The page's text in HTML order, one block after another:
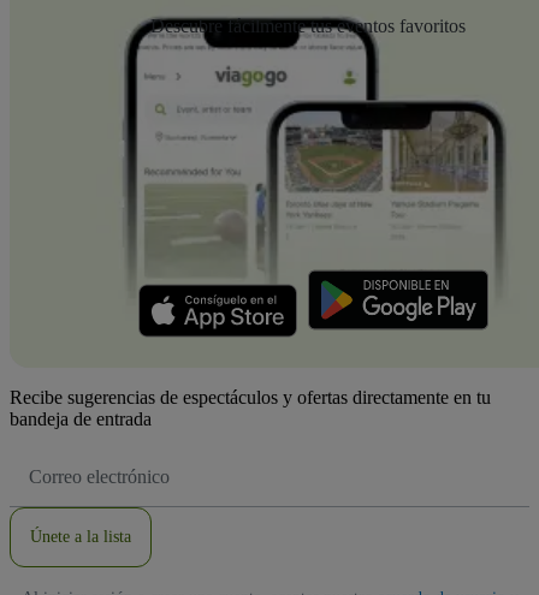
Descubre fácilmente tus eventos favoritos
Recibe sugerencias de espectáculos y ofertas directamente en tu
bandeja de entrada
de
Únete a la lista